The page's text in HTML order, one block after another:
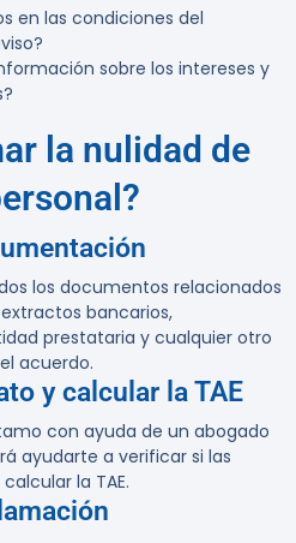
en las condiciones del
sobre los intereses y
la nulidad de
los documentos relacionados
bancarios,
prestataria y cualquier otro
acuerdo.
y calcular la TAE
con ayuda de un abogado
ayudarte a verificar si las
la TAE.